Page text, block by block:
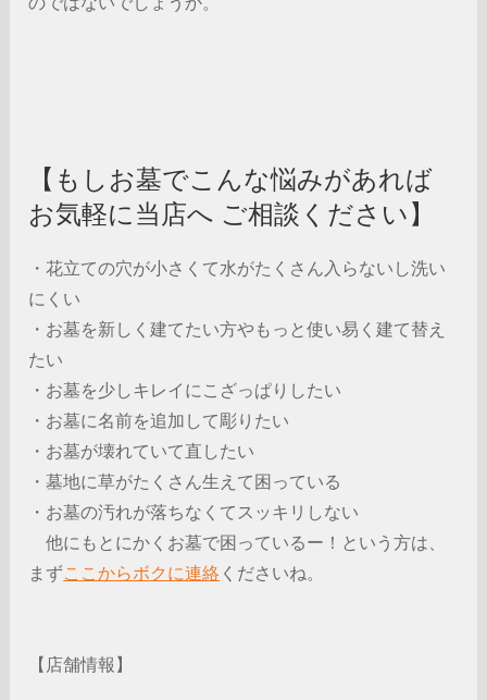
【もしお墓でこんな悩みがあれば
お気軽に当店へ ご相談ください】
・花立ての穴が小さくて水がたくさん入らないし洗い
にくい
・お墓を新しく建てたい方やもっと使い易く建て替え
たい
・お墓を少しキレイにこざっぱりしたい
・お墓に名前を追加して彫りたい
・お墓が壊れていて直したい
・墓地に草がたくさん生えて困っている
・お墓の汚れが落ちなくてスッキリしない
他にもとにかくお墓で困っているー！という方は、
まずここからボクに連絡 くださいね。
【店舗情報】